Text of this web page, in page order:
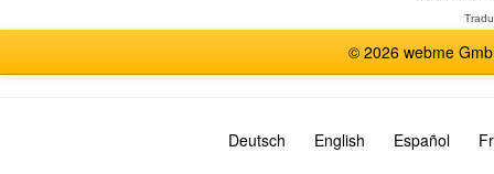
© 2026 webme
Deutsch English Español